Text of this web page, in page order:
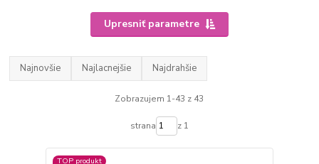
Upresniť parametre
Najnovšie Najlacnejšie Najdrahšie
Zobrazujem 1-43 z 43
strana z 1
TOP produkt